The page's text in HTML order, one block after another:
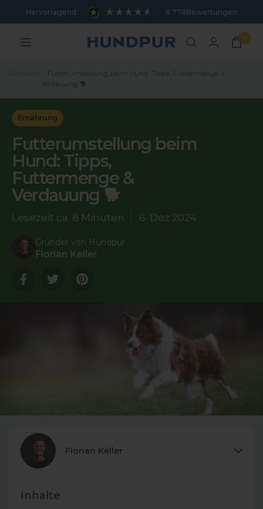
Hervorragend 8.778Bewertungen
Navigation Hundpur 0
Ernährung
Futterumstellung beim
Hund: Tipps,
Futtermenge &
Verdauung 🐕
Lesezeit ca. 8 Minuten 6. Dez 2024
Gründer von Hundpur
Florian Keller
Translation
missing:
TranslationTranslation
missing:
Florian Keller
Inhalte